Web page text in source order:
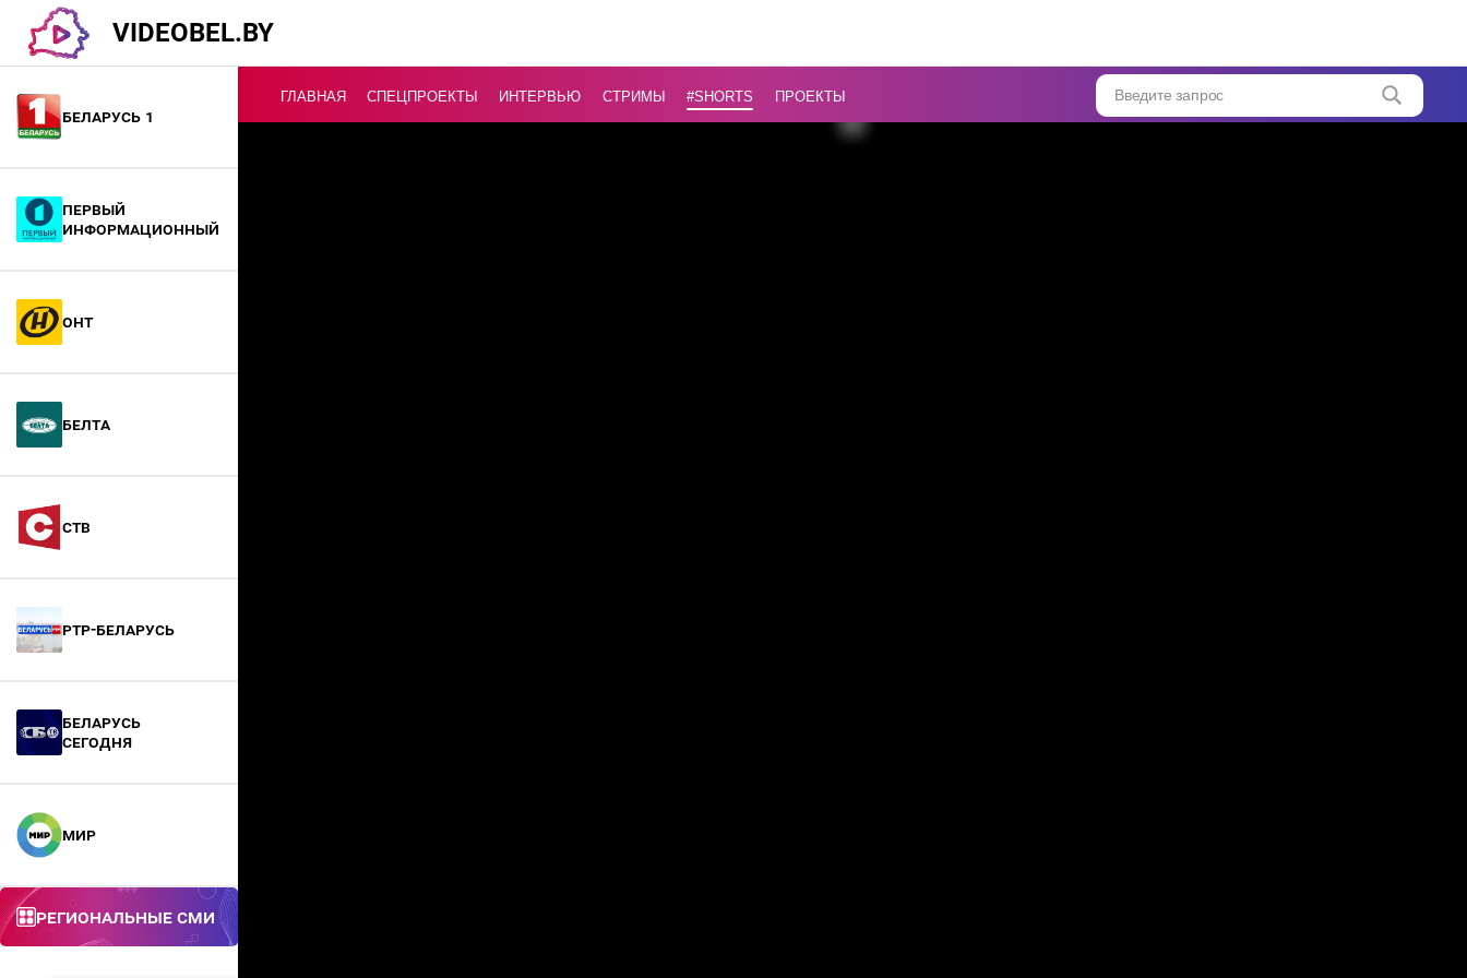
VIDEOBEL.BY
Беларусь 1
Первый
информационный
ОНТ
БелТА
СТВ
РТР-Беларусь
БЕЛАРУСЬ
СЕГОДНЯ
МИР
Региональные СМИ
ГЛАВНАЯ СПЕЦПРОЕКТЫ ИНТЕРВЬЮ СТРИМЫ #Shorts ПРОЕКТЫ Введите запрос